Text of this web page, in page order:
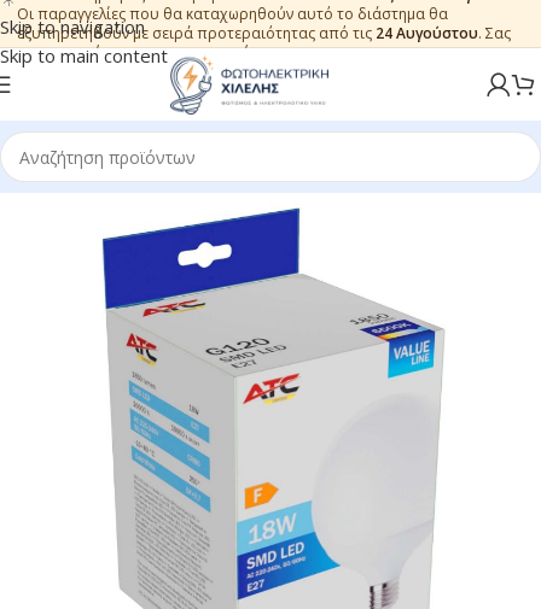
Skip to navigation
Skip to main content
Οι παραγγελίες που θα καταχωρηθούν αυτό το διάστημα θα
εξυπηρετηθούν με σειρά προτεραιότητας από τις 24 Αυγούστου. Σας
ευχαριστούμε για την εμπιστοσύνη.